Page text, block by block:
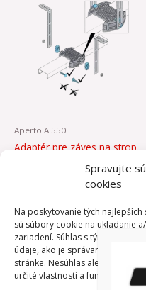
Spravujte
cookies
Na poskytovanie tých
sú súbory cookie na ukladanie
zariadení. Súhlas s týmito
údaje, ako je správanie pri
stránke. Nesúhlas alebo
určité vlastnosti a funkcie.
Aperto A 550L
Adaptér pre záves na strop
PRIDAŤ DO
KOŠÍKA